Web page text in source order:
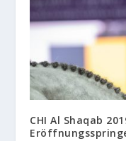
CHI Al Shaqab